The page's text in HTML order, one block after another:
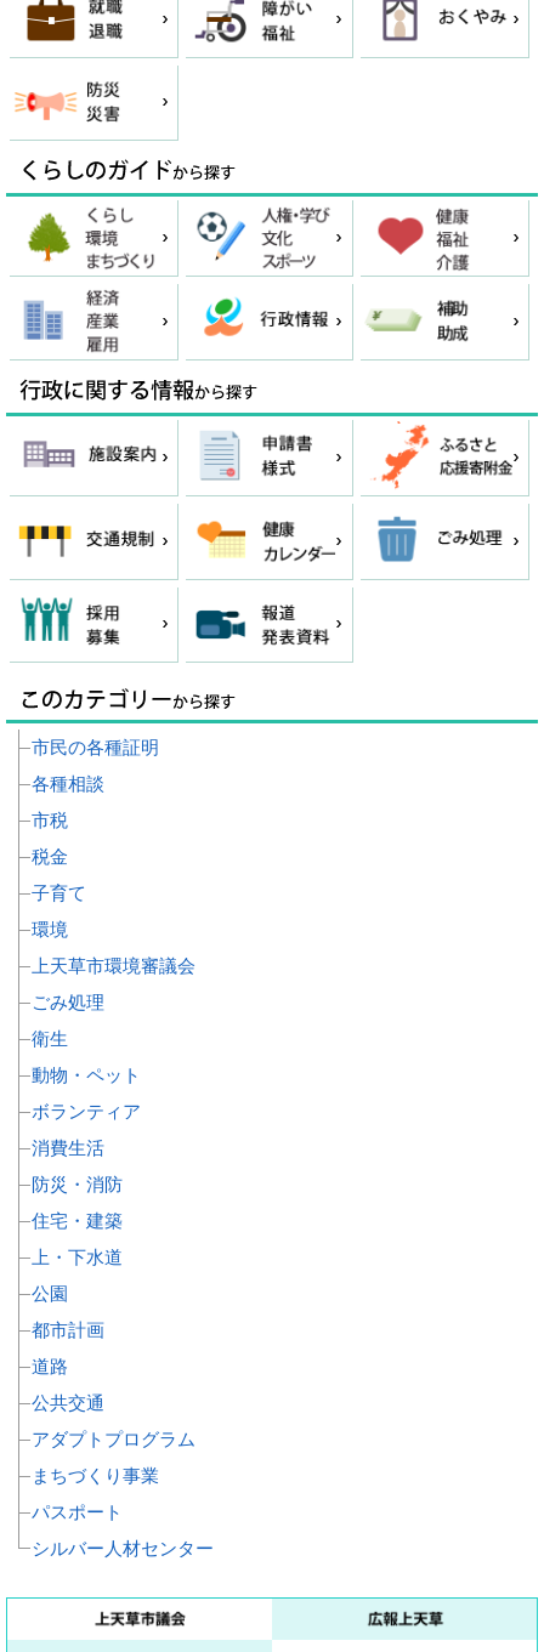
市民の各種証明
各種相談
市税
税金
子育て
環境
上天草市環境審議会
ごみ処理
衛生
動物・ペット
ボランティア
消費生活
防災・消防
住宅・建築
上・下水道
公園
都市計画
道路
公共交通
アダプトプログラム
まちづくり事業
パスポート
シルバー人材センター